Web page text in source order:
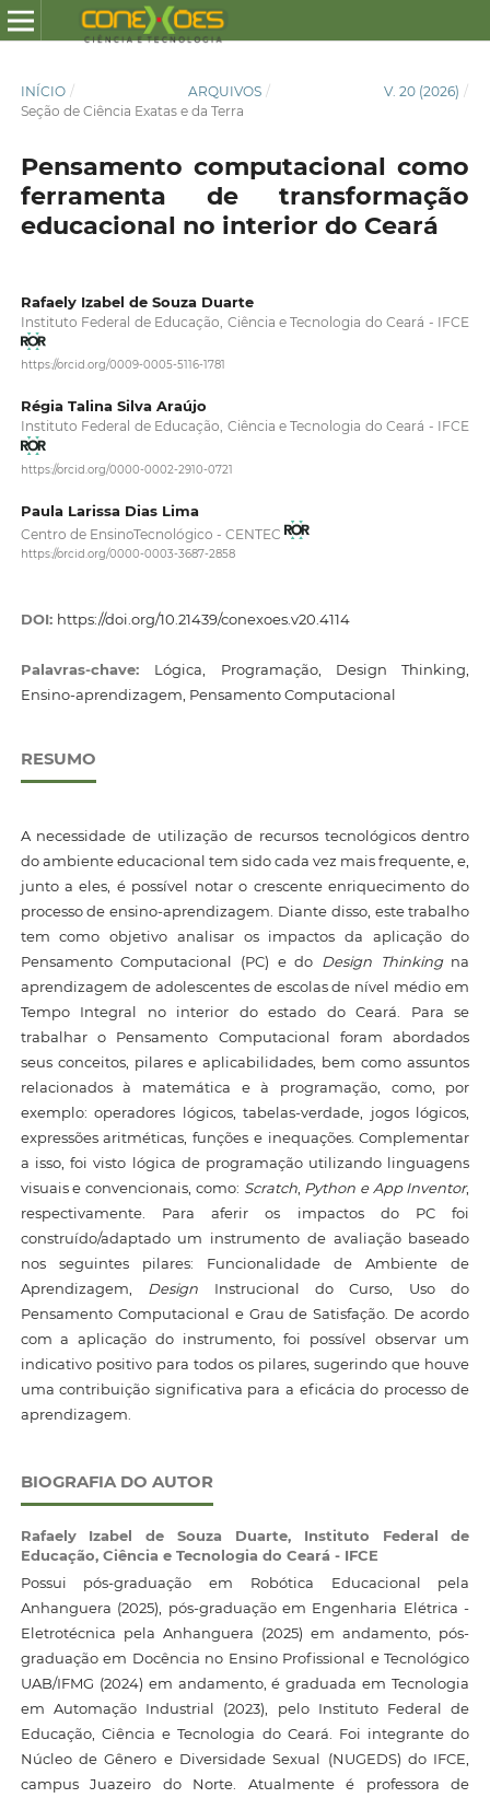
INÍCIO / ARQUIVOS / V. 20 (2026) /
Seção de Ciência Exatas e da Terra
Pensamento computacional como
ferramenta de transformação
educacional no interior do Ceará
Rafaely Izabel de Souza Duarte
Instituto Federal de Educação, Ciência e Tecnologia do Ceará - IFCE
https://orcid.org/0009-0005-5116-1781
Régia Talina Silva Araújo
Instituto Federal de Educação, Ciência e Tecnologia do Ceará - IFCE
https://orcid.org/0000-0002-2910-0721
Paula Larissa Dias Lima
Centro de EnsinoTecnológico - CENTEC
https://orcid.org/0000-0003-3687-2858
DOI: https://doi.org/10.21439/conexoes.v20.4114
Palavras-chave: Lógica, Programação, Design Thinking,
Ensino-aprendizagem, Pensamento Computacional
RESUMO
A necessidade de utilização de recursos tecnológicos dentro
do ambiente educacional tem sido cada vez mais frequente, e,
junto a eles, é possível notar o crescente enriquecimento do
processo de ensino-aprendizagem. Diante disso, este trabalho
tem como objetivo analisar os impactos da aplicação do
Pensamento Computacional (PC) e do Design Thinkingna
aprendizagem de adolescentes de escolas de nível médio em
Tempo Integral no interior do estado do Ceará. Para se
trabalhar o Pensamento Computacional foram abordados
seus conceitos, pilares e aplicabilidades, bem como assuntos
relacionados à matemática e à programação, como, por
exemplo: operadores lógicos, tabelas-verdade, jogos lógicos,
expressões aritméticas, funções e inequações. Complementar
a isso, foi visto lógica de programação utilizando linguagens
visuais e convencionais, como: Scratch, Python e App Inventor,
respectivamente. Para aferir os impactos do PC foi
construído/adaptado um instrumento de avaliação baseado
nos seguintes pilares: Funcionalidade de Ambiente de
Aprendizagem, Design Instrucional do Curso, Uso do
Pensamento Computacional e Grau de Satisfação. De acordo
com a aplicação do instrumento, foi possível observar um
indicativo positivo para todos os pilares, sugerindo que houve
uma contribuição significativa para a eficácia do processo de
aprendizagem.
BIOGRAFIA DO AUTOR
Rafaely Izabel de Souza Duarte, Instituto Federal de
Educação, Ciência e Tecnologia do Ceará - IFCE
Possui pós-graduação em Robótica Educacional pela
Anhanguera (2025), pós-graduação em Engenharia Elétrica -
Eletrotécnica pela Anhanguera (2025) em andamento, pós-
graduação em Docência no Ensino Profissional e Tecnológico
UAB/IFMG (2024) em andamento, é graduada em Tecnologia
em Automação Industrial (2023), pelo Instituto Federal de
Educação, Ciência e Tecnologia do Ceará. Foi integrante do
Núcleo de Gênero e Diversidade Sexual (NUGEDS) do IFCE,
campus Juazeiro do Norte. Atualmente é professora de